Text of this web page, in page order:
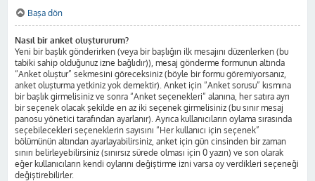
Başa dön
Nasıl bir anket oluştururum?
Yeni bir başlık gönderirken (veya bir başlığın ilk mesajını düzenlerken (bu
tabiki sahip olduğunuz izne bağlıdır)), mesaj gönderme formunun altında
“Anket oluştur” sekmesini göreceksiniz (böyle bir formu göremiyorsanız,
anket oluşturma yetkiniz yok demektir). Anket için “Anket sorusu” kısmına
bir başlık girmelisiniz ve sonra “Anket seçenekleri” alanına, her satıra ayrı
bir seçenek olacak şekilde en az iki seçenek girmelisiniz (bu sınır mesaj
panosu yönetici tarafından ayarlanır). Ayrıca kullanıcıların oylama sırasında
seçebilecekleri seçeneklerin sayısını “Her kullanıcı için seçenek”
bölümünün altından ayarlayabilirsiniz, anket için gün cinsinden bir zaman
sınırı belirleyebilirsiniz (sınırsız sürede olması için 0 yazın) ve son olarak
eğer kullanıcıların kendi oylarını değiştirme izni varsa oy verdikleri seçeneği
değiştirebilirler.